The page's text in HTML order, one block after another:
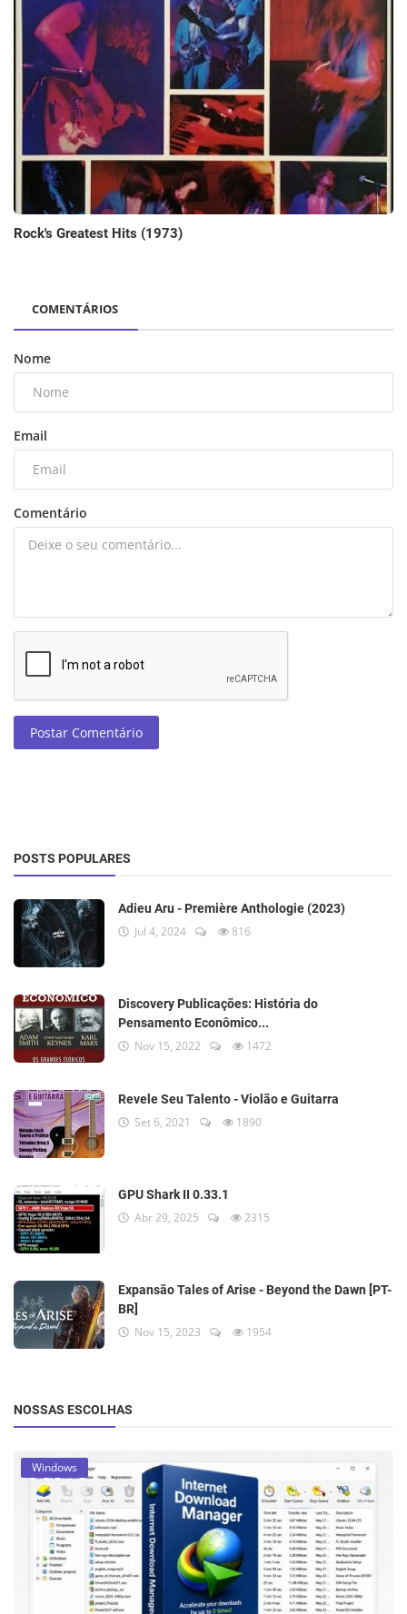
Rock's Greatest Hits (1973)
COMENTÁRIOS
Nome
Email
Comentário
Postar Comentário
POSTS POPULARES
Adieu Aru - Première Anthologie (2023)
Jul 4, 2024 816
Discovery Publicações: História do
Pensamento Econômico...
Nov 15, 2022 1472
Revele Seu Talento - Violão e Guitarra
Set 6, 2021 1890
GPU Shark II 0.33.1
Abr 29, 2025 2315
Expansão Tales of Arise - Beyond the Dawn [PT-
BR]
Nov 15, 2023 1954
NOSSAS ESCOLHAS
Windows